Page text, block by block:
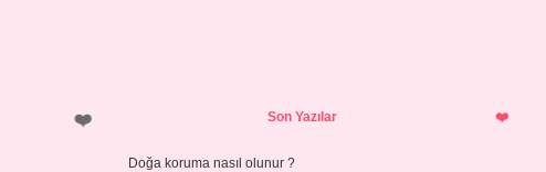
SidebarSon Yazılar
Doğa koruma nasıl olunur ?